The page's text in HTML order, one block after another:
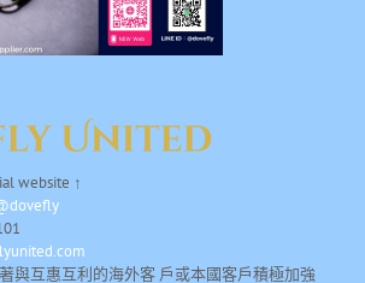
website ↑
與互惠互利的海外客 戶或本國客戶積極加強